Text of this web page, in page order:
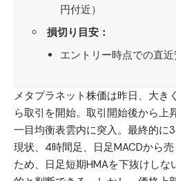
円付近）
損切り目安：
エントリー時点での直
メタプラネット株価は昨日、大き
ら取引を開始。取引開始後から上
一目均衡表雲内に突入。最終的に
現状、4時間足、日足MACDから
ため、日足短期HMAを下抜けしな